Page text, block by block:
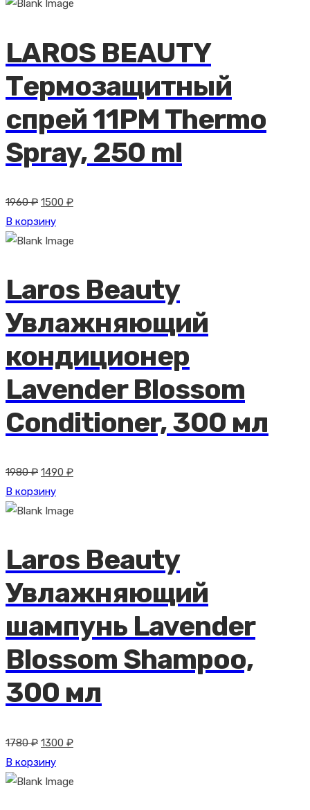
составляла
1400 ₽.
LAROS BEAUTY
Термозащитный
спрей 11PM Thermo
Spray, 250 ml
1960₽ Первоначальная
цена
составляла
1500 ₽Текущая
1500 ₽.
В корзину
Laros Beauty
Увлажняющий
кондиционер
Lavender Blossom
Conditioner, 300 мл
1980₽ Первоначальная
цена
составляла
1490 ₽Текущая
1490 ₽.
В корзину
Laros Beauty
Увлажняющий
шампунь Lavender
Blossom Shampoo,
300 мл
1780₽ Первоначальная
цена
составляла
1300 ₽Текущая
1300 ₽.
В корзину